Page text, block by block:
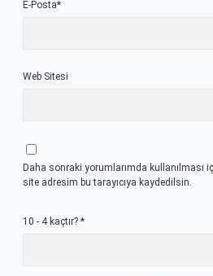
E-Posta*
Web Sitesi
Daha sonraki yorumlarımda kullanılması
site adresim bu tarayıcıya kaydedilsin.
10 - 4 kaçtır? *